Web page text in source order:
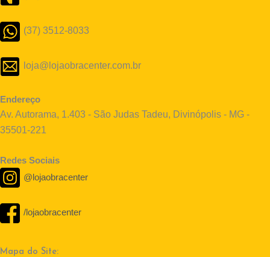
(37) 3512-8033
loja@lojaobracenter.com.br
Endereço
Av. Autorama, 1.403 - São Judas Tadeu, Divinópolis - MG -
35501-221
Redes Sociais
@lojaobracenter
/lojaobracenter
Mapa do Site: